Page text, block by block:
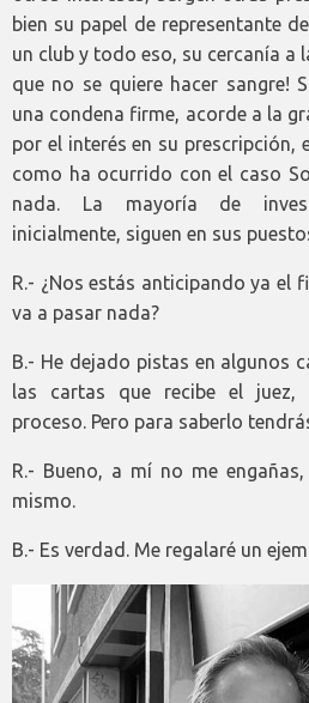
bien su papel de representante
un club y todo eso, su cercanía a
que no se quiere hacer sangre!
una condena firme, acorde a la
por el interés en su prescripción,
como ha ocurrido con el caso
nada. La mayoría de
inicialmente, siguen en sus
R.- ¿Nos estás anticipando ya el
va a pasar nada?
B.- He dejado pistas en algunos
las cartas que recibe el
proceso. Pero para saberlo
R.- Bueno, a mí no me
mismo.
B.- Es verdad. Me regalaré un